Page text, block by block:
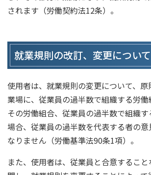
されます（労働契約法12条）。
就業規則の改訂、変更について
使用者は、就業規則の変更について、
業場に、従業員の過半数で組織する労働
その労働組合、従業員の過半数で組織
場合、従業員の過半数を代表する者の
なりません（労働基準法90条1項）。
また、使用者は、従業員と合意するこ